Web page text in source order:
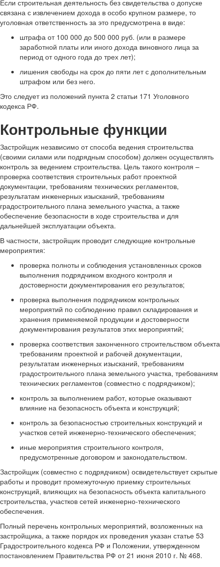
Если строительная деятельность без свидетельства о допуске
связана с извлечением дохода в особо крупном размере, то
уголовная ответственность за это предусмотрена в виде:
штрафа от 100 000 до 500 000 руб. (или в размере
заработной платы или иного дохода виновного лица за
период от одного года до трех лет);
лишения свободы на срок до пяти лет с дополнительным
штрафом или без него.
Это следует из положений пункта 2 статьи 171 Уголовного
кодекса РФ.
Контрольные функции
Застройщик независимо от способа ведения строительства
(своими силами или подрядным способом) должен осуществлять
контроль за ведением строительства. Цель такого контроля –
проверка соответствия строительных работ проектной
документации, требованиям технических регламентов,
результатам инженерных изысканий, требованиям
градостроительного плана земельного участка, а также
обеспечение безопасности в ходе строительства и для
дальнейшей эксплуатации объекта.
В частности, застройщик проводит следующие контрольные
мероприятия:
проверка полноты и соблюдения установленных сроков
выполнения подрядчиком входного контроля и
достоверности документирования его результатов;
проверка выполнения подрядчиком контрольных
мероприятий по соблюдению правил складирования и
хранения применяемой продукции и достоверности
документирования результатов этих мероприятий;
проверка соответствия законченного строительством объекта
требованиям проектной и рабочей документации,
результатам инженерных изысканий, требованиям
градостроительного плана земельного участка, требованиям
технических регламентов (совместно с подрядчиком);
контроль за выполнением работ, которые оказывают
влияние на безопасность объекта и конструкций;
контроль за безопасностью строительных конструкций и
участков сетей инженерно-технического обеспечения;
иные мероприятия строительного контроля,
предусмотренные договором и законодательством.
Застройщик (совместно с подрядчиком) освидетельствует скрытые
работы и проводит промежуточную приемку строительных
конструкций, влияющих на безопасность объекта капитального
строительства, участков сетей инженерно-технического
обеспечения.
Полный перечень контрольных мероприятий, возложенных на
застройщика, а также порядок их проведения указан статье 53
Градостроительного кодекса РФ и Положении, утвержденном
постановлением Правительства РФ от 21 июня 2010 г. № 468.